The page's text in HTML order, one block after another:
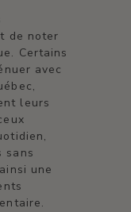
de noter
Certains
avec
leurs
sans
une